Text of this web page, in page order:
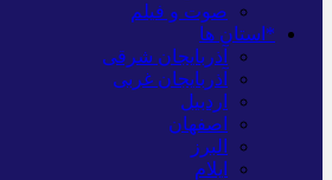
صوت و فیلم
*استان ها
آذربایجان شرقی
آذربایجان غربی
اردبیل
اصفهان
البرز
ایلام